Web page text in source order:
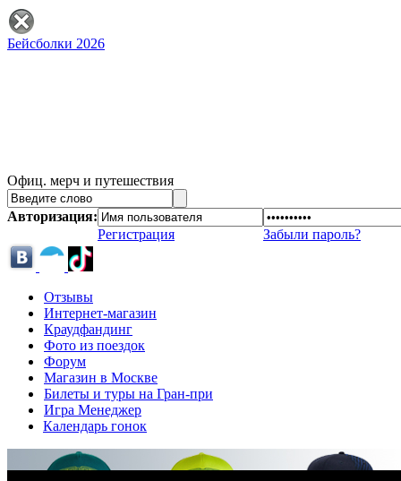
Бейсболки 2026
Офиц. мерч и путешествия
Авторизация:
Регистрация
Забыли пароль?
Отзывы
Интернет-магазин
Краудфандинг
Фото из поездок
Форум
Магазин в Москве
Билеты и туры на Гран-при
Игра Менеджер
Календарь гонок